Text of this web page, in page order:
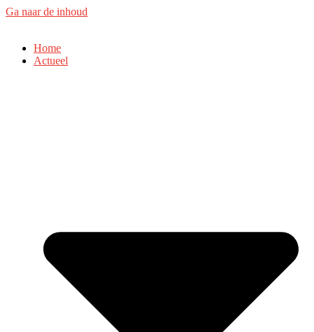
Ga naar de inhoud
Home
Actueel